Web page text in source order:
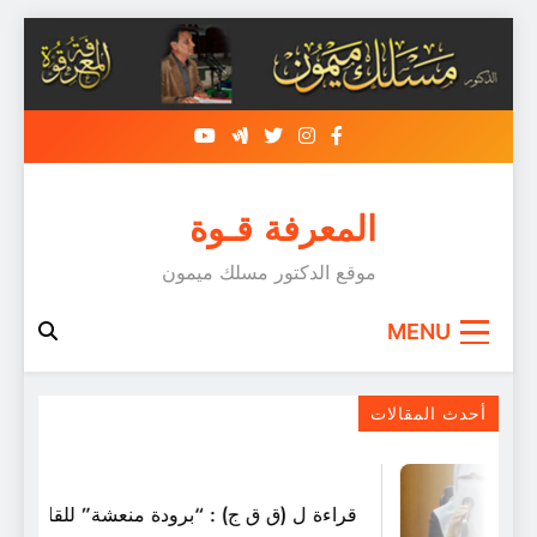
content
المعرفة قـوة
موقع الدكتور مسلك ميمون
MENU
أحدث المقالات
قراءة ل (ق ق ج) : “برودة منعشة” للقاصّة
تَبسّمتْ لكِ أزهارُ الرُّبى فَتبَسّمي.